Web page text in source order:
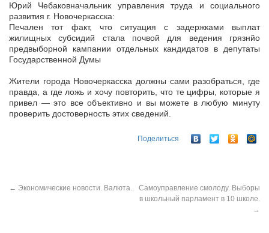
Юрий Чебаковначальник управления труда и социального
развития г. Новочеркасска:
Печален тот факт, что ситуация с задержками выплат
жилищных субсидий стала почвой для ведения грязнйо
предвыборной кампании отдельных кандидатов в депутаты
Государственной Думы
Жители города Новочеркасска должны сами разобраться, где
правда, а где ложь и хочу повторить, что те цифры, которые я
привел — это все объективно и вы можете в любую минуту
проверить достоверность этих сведений.
Поделиться
← Экономические новости. Валюта.
Самоуправление смолоду. Выборы
в школьный парламент в 10 школе.
→